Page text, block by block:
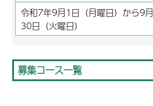
令和7年9月1日（月曜日）から9月
30日（火曜日）
募集コース一覧